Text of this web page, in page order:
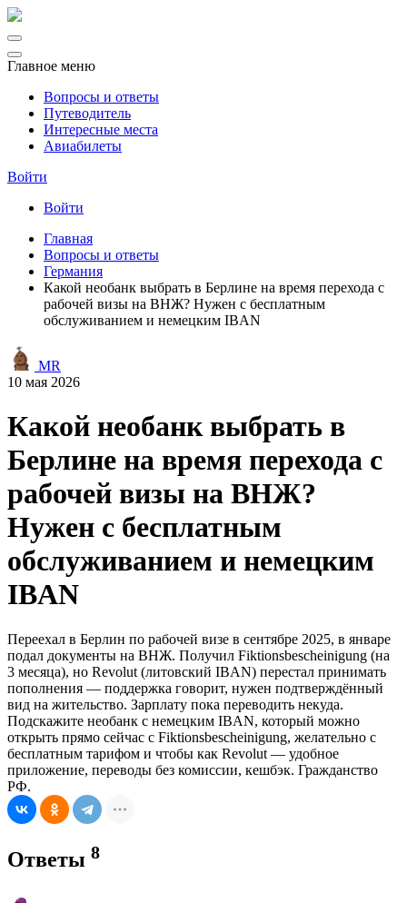
Главное меню
Вопросы и ответы
Путеводитель
Интересные места
Авиабилеты
Войти
Войти
Главная
Вопросы и ответы
Германия
Какой необанк выбрать в Берлине на время перехода с
рабочей визы на ВНЖ? Нужен с бесплатным
обслуживанием и немецким IBAN
MR
10 мая 2026
Какой необанк выбрать в
Берлине на время перехода с
рабочей визы на ВНЖ?
Нужен с бесплатным
обслуживанием и немецким
IBAN
Переехал в Берлин по рабочей визе в сентябре 2025, в январе
подал документы на ВНЖ. Получил Fiktionsbescheinigung (на
3 месяца), но Revolut (литовский IBAN) перестал принимать
пополнения — поддержка говорит, нужен подтверждённый
вид на жительство. Зарплату пока переводить некуда.
Подскажите необанк с немецким IBAN, который можно
открыть прямо сейчас с Fiktionsbescheinigung, желательно с
бесплатным тарифом и чтобы как Revolut — удобное
приложение, переводы без комиссии, кешбэк. Гражданство
РФ.
Ответы 8